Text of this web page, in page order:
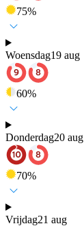
75%
Woensdag19 aug
60%
Donderdag20 aug
70%
Vrijdag21 aug